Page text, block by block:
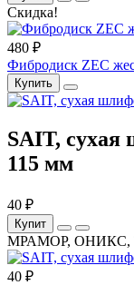
Скидка!
480 ₽
Фибродиск ZEC
Купить
SAIT,
115 мм
40 ₽
Купит
МРАМОР,
40 ₽